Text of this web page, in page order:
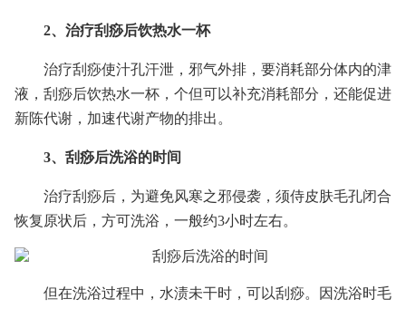
2、治疗刮痧后饮热水一杯
治疗刮痧使汁孔汗泄，邪气外排，要消耗部分体内的津
液，刮痧后饮热水一杯，个但可以补充消耗部分，还能促进
新陈代谢，加速代谢产物的排出。
3、刮痧后洗浴的时间
治疗刮痧后，为避免风寒之邪侵袭，须侍皮肤毛孔闭合
恢复原状后，方可洗浴，一般约3小时左右。
但在洗浴过程中，水渍未干时，可以刮痧。因洗浴时毛